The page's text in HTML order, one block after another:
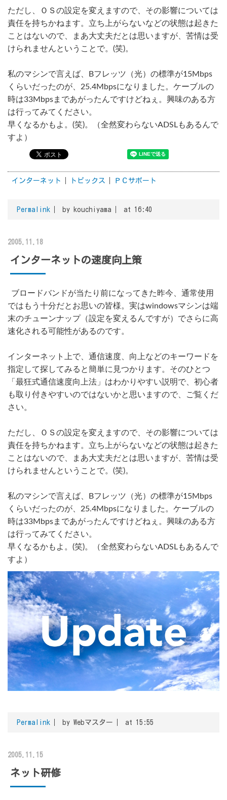
ただし、ＯＳの設定を変えますので、その影響については
責任を持ちかねます。立ち上がらないなどの状態は起きた
ことはないので、まあ大丈夫だとは思いますが、苦情は受
けられませんということで。(笑)。
私のマシンで言えば、Bフレッツ（光）の標準が15Mbps
くらいだったのが、25.4Mbpsになりました。ケーブルの
時は33Mbpsまであがったんですけどねぇ。興味のある方
は行ってみてください。
早くなるかもよ。(笑)。（全然変わらないADSLもあるんで
すよ）
インターネット トピックス ＰＣサポート
Permalink by kouchiyama at 16:40
2005.11.18
インターネットの速度向上策
ブロードバンドが当たり前になってきた昨今、通常使用
ではもう十分だとお思いの皆様。実はwindowsマシンは端
末のチューンナップ（設定を変えるんですが）でさらに高
速化される可能性があるのです。
インターネット上で、通信速度、向上などのキーワードを
指定して探してみると簡単に見つかります。そのひとつ
「最狂式通信速度向上法」はわかりやすい説明で、初心者
も取り付きやすいのではないかと思いますので、ご覧くだ
さい。
ただし、ＯＳの設定を変えますので、その影響については
責任を持ちかねます。立ち上がらないなどの状態は起きた
ことはないので、まあ大丈夫だとは思いますが、苦情は受
けられませんということで。(笑)。
私のマシンで言えば、Bフレッツ（光）の標準が15Mbps
くらいだったのが、25.4Mbpsになりました。ケーブルの
時は33Mbpsまであがったんですけどねぇ。興味のある方
は行ってみてください。
早くなるかもよ。(笑)。（全然変わらないADSLもあるんで
すよ）
Permalink by Webマスター at 15:55
2005.11.15
ネット研修